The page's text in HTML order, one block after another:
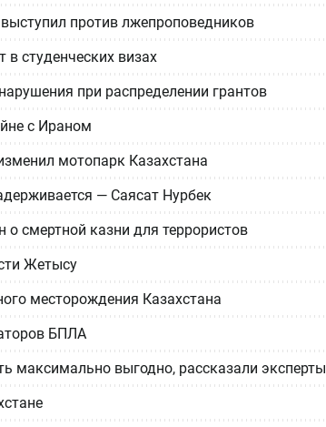
против лжепроповедников
студенческих визах
при распределении грантов
с Ираном
мотопарк Казахстана
— Саясат Нурбек
о смертной казни для террористов
Жетысу
месторождения Казахстана
БПЛА
максимально выгодно, рассказали эксперты